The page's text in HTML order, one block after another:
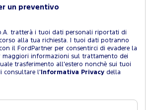
un preventivo
tratterà i tuoi dati personali riportati di
alla tua richiesta. I tuoi dati potranno
il FordPartner per consentirci di evadere la
maggiori informazioni sul trattamento dei
trasferimento all'estero nonchè sui tuoi
consultare l' Informativa Privacy della